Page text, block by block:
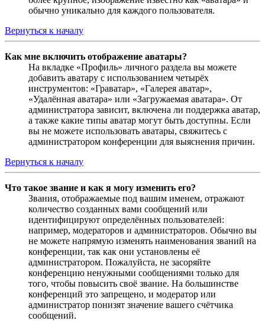
обычно уникально для каждого пользователя.
Вернуться к началу
Как мне включить отображение аватары?
На вкладке «Профиль» личного раздела вы можете
добавить аватару с использованием четырёх
инструментов: «Граватар», «Галерея аватар»,
«Удалённая аватара» или «Загружаемая аватара». От
администратора зависит, включена ли поддержка аватар,
а также какие типы аватар могут быть доступны. Если
вы не можете использовать аватары, свяжитесь с
администратором конференции для выяснения причин.
Вернуться к началу
Что такое звание и как я могу изменить его?
Звания, отображаемые под вашим именем, отражают
количество созданных вами сообщений или
идентифицируют определённых пользователей:
например, модераторов и администраторов. Обычно вы
не можете напрямую изменять наименования званий на
конференции, так как они установлены её
администратором. Пожалуйста, не засоряйте
конференцию ненужными сообщениями только для
того, чтобы повысить своё звание. На большинстве
конференций это запрещено, и модератор или
администратор понизят значение вашего счётчика
сообщений.